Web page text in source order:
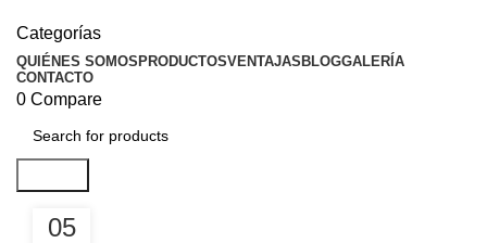
Categorías
QUIÉNES SOMOS PRODUCTOSVENTAJAS BLOGGALERÍA
CONTACTO
0 Compare
05
ILUMINACION LED